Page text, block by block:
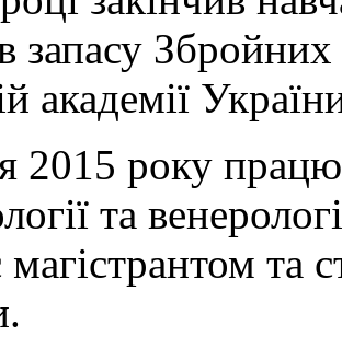
запасу
академії
2015 року
та
та